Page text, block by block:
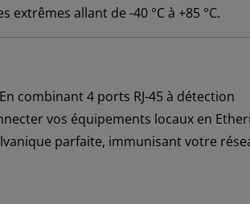
allant de -40 °C à +85 °C.
combinant 4 ports RJ-45 à détection
vos équipements locaux en
parfaite, immunisant votre